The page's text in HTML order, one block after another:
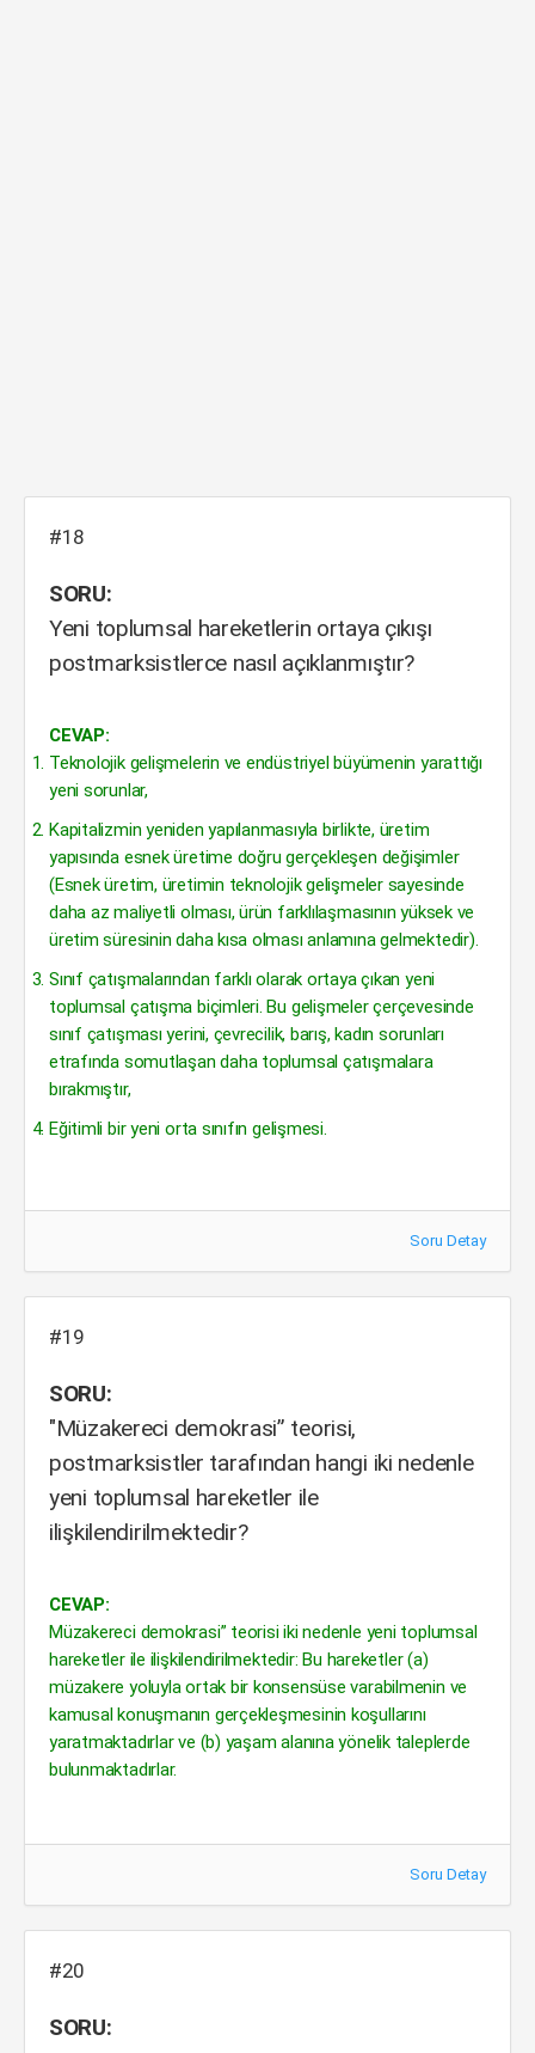
#18
SORU:
Yeni toplumsal hareketlerin ortaya çıkışı
postmarksistlerce nasıl açıklanmıştır?
CEVAP:
Teknolojik gelişmelerin ve endüstriyel büyümenin yarattığı
yeni sorunlar,
Kapitalizmin yeniden yapılanmasıyla birlikte, üretim
yapısında esnek üretime doğru gerçekleşen değişimler
(Esnek üretim, üretimin teknolojik gelişmeler sayesinde
daha az maliyetli olması, ürün farklılaşmasının yüksek ve
üretim süresinin daha kısa olması anlamına gelmektedir).
Sınıf çatışmalarından farklı olarak ortaya çıkan yeni
toplumsal çatışma biçimleri. Bu gelişmeler çerçevesinde
sınıf çatışması yerini, çevrecilik, barış, kadın sorunları
etrafında somutlaşan daha toplumsal çatışmalara
bırakmıştır,
Eğitimli bir yeni orta sınıfın gelişmesi.
Soru Detay
#19
SORU:
"Müzakereci demokrasi” teorisi,
postmarksistler tarafından hangi iki nedenle
yeni toplumsal hareketler ile
ilişkilendirilmektedir?
CEVAP:
Müzakereci demokrasi” teorisi iki nedenle yeni toplumsal
hareketler ile ilişkilendirilmektedir: Bu hareketler (a)
müzakere yoluyla ortak bir konsensüse varabilmenin ve
kamusal konuşmanın gerçekleşmesinin koşullarını
yaratmaktadırlar ve (b) yaşam alanına yönelik taleplerde
bulunmaktadırlar.
Soru Detay
#20
SORU: